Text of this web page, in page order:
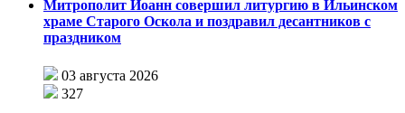
Митрополит Иоанн совершил литургию в Ильинском
храме Старого Оскола и поздравил десантников с
праздником
03 августа 2026
327